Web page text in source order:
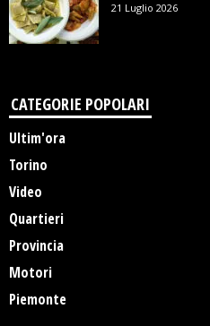
21 Luglio 2026
CATEGORIE POPOLARI
Ultim'ora
Torino
Video
Quartieri
Provincia
Motori
Piemonte